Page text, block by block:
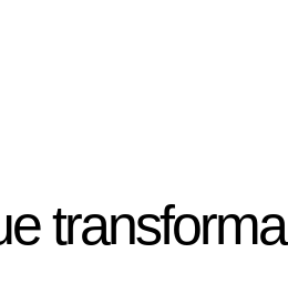
transforma